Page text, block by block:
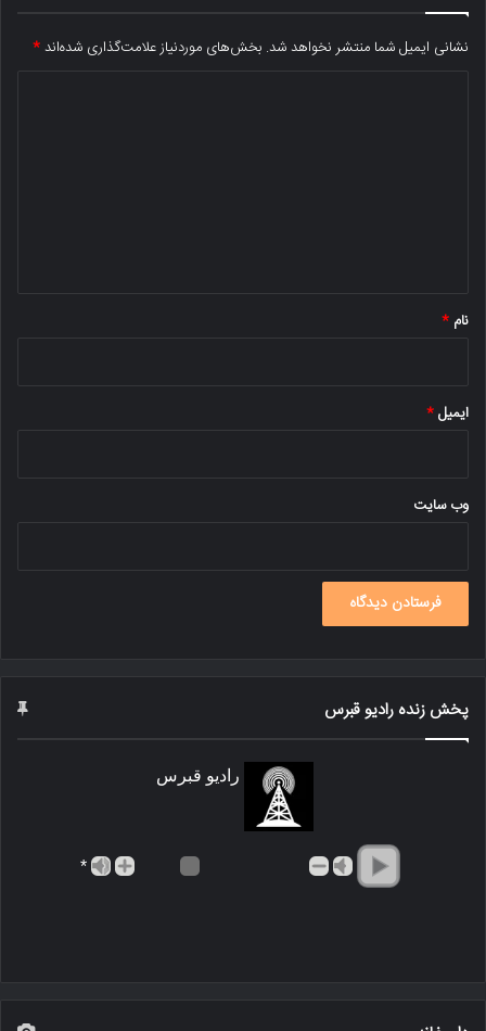
نشانی ایمیل شما منتشر نخواهد شد. بخش‌های موردنیاز علامت‌گذاری شده‌اند*
نام *
ایمیل*
وب‌ سایت
پخش زنده رادیو قبرس
رادیو قبرس
*